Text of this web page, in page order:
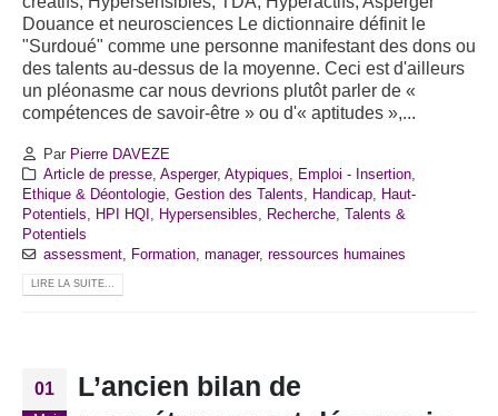
Douance et neurosciences Le dictionnaire définit le
"Surdoué" comme une personne manifestant des dons ou
des talents au-dessus de la moyenne. Ceci est d'ailleurs
un pléonasme car nous devrions plutôt parler de «
compétences de savoir-être » ou d'« aptitudes »,...
Par Pierre DAVEZE
Article de presse, Asperger, Atypiques Emploi - Insertion,
Ethique & Déontologie Gestion des Talents Handicap
Haut-
Potentiels
HPI HQI Hypersensibles Recherche Talents &
Potentiels
assessment, Formation, manager, ressources humaines
LIRE LA SUITE...
01
L’ancien bilan de